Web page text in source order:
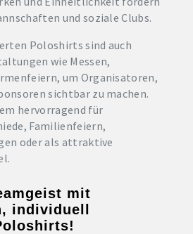
und soziale Clubs.
Poloshirts sind auch
wie Messen,
um Organisatoren,
sichtbar zu machen.
hervorragend für
Familienfeiern,
oder als attraktive
mit
individuell